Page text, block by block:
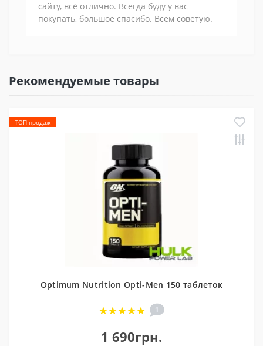
сайту, все́ отлично. Всегда буду у вас
покупать, большое спасибо. Всем советую.
Рекомендуемые товары
ТОП продаж
Optimum Nutrition Opti-Men 150 таблеток
1
1 690грн.